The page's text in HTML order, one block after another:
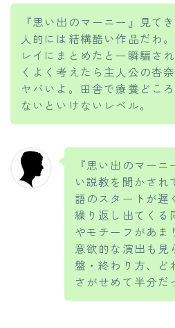
『思い出のマーニー』見て
人的には結構酷い作品だわ
レイにまとめたと一瞬騙さ
くよく考えたら主人公の杏
ヤバいよ。田舎で療養どこ
ないといけないレベル。
『思い出のマー
い説教を聞かされ
語のスタートが遅
繰り返し出てくる
やモチーフがあま
意欲的な演出も見
盤・終わり方、ど
さがせめて半分だ